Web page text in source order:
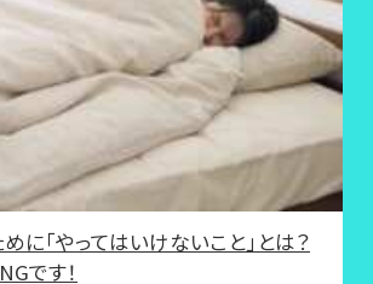
に「やってはいけないこと」とは？
です！